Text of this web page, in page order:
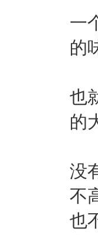
一
的
2
也
的
3
没
不
也